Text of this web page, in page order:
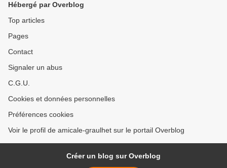
Hébergé par Overblog
Top articles
Pages
Contact
Signaler un abus
C.G.U.
Cookies et données personnelles
Préférences cookies
Voir le profil de amicale-graulhet sur le portail Overblog
Créer un blog sur Overblog